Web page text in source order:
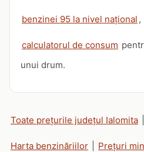
benzinei 95 la nivel național ,
calculatorul de consum
unui drum.
Toate prețurile județul Ialomita
Harta benzinăriilor Prețuri